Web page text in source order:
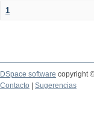
1
DSpace software copyright
Contacto
Sugerencias